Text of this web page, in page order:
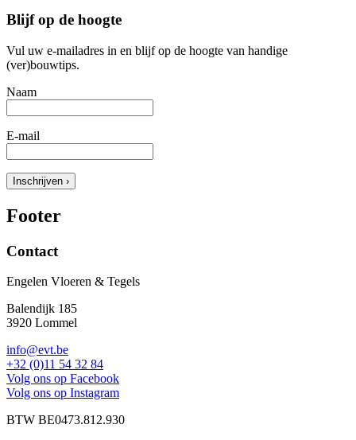
Blijf op de hoogte
Vul uw e-mailadres in en blijf op de hoogte van handige
(ver)bouwtips.
Naam
E-mail
Inschrijven ›
Footer
Contact
Engelen Vloeren & Tegels
Balendijk 185
3920 Lommel
info@evt.be
+32 (0)11 54 32 84
Volg ons op Facebook
Volg ons op Instagram
BTW BE0473.812.930